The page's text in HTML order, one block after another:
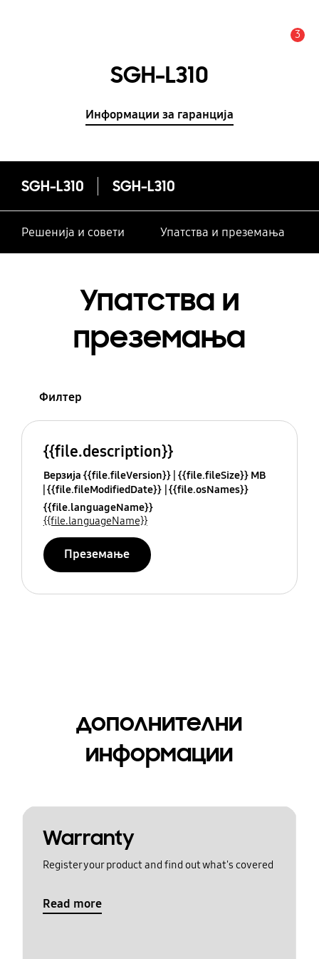
3
SGH-L310
Информации за гаранција
SGH-L310 SGH-L310
Решенија и совети Упатства и преземања
Упатства и
преземања
Филтер
{{file.description}}
Верзија {{file.fileVersion}} {{file.fileSize}} MB
{{file.fileModifiedDate}} {{file.osNames}}
{{file.languageName}}
{{file.languageName}}
Преземање
дополнителни
информации
Warranty
Register your product and find out what's covered
Read more